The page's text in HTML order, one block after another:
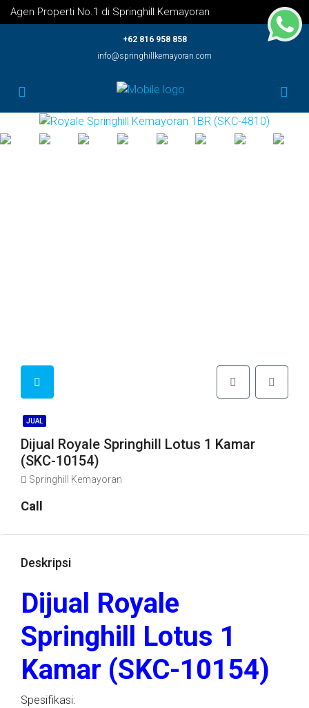
Agen Properti No.1 di Springhill Kemayoran
+62 816 958 858
info@springhillkemayoran.com
JUAL
Dijual Royale Springhill Lotus 1 Kamar
(SKC-10154)
Springhill Kemayoran
Call
Deskripsi
Dijual Royale
Springhill Lotus 1
Kamar (SKC-10154)
Spesifikasi: